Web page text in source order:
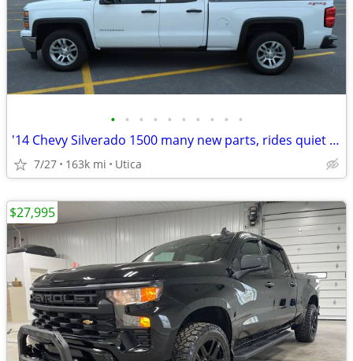
• • • • • • • • • •
'14 Chevy Silverado 1500 many new parts, rides quiet and smooth
7/27 163k mi Utica
$27,995